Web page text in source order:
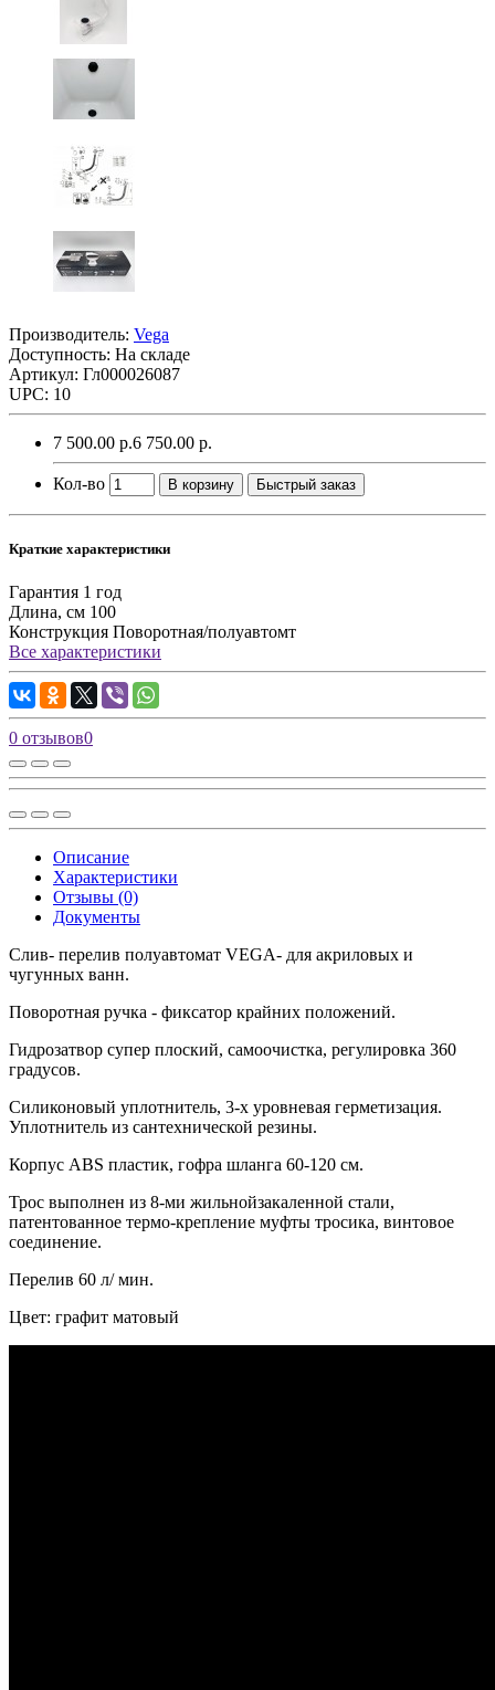
Производитель: Vega
Доступность: На складе
Артикул: Гл000026087
UPC: 10
7 500.00 р.6 750.00 р.
Кол-во В корзину Быстрый заказ
Краткие характеристики
Гарантия 1 год
Длина, см 100
Конструкция Поворотная/полуавтомт
Все характеристики
0 отзывов0
Описание
Характеристики
Отзывы (0)
Документы
Слив- перелив полуавтомат VEGA- для акриловых и
чугунных ванн.
Поворотная ручка - фиксатор крайних положений.
Гидрозатвор супер плоский, самоочистка, регулировка 360
градусов.
Силиконовый уплотнитель, 3-х уровневая герметизация.
Уплотнитель из сантехнической резины.
Корпус ABS пластик, гофра шланга 60-120 см.
Трос выполнен из 8-ми жильнойзакаленной стали,
патентованное термо-крепление муфты тросика, винтовое
соединение.
Перелив 60 л/ мин.
Цвет: графит матовый